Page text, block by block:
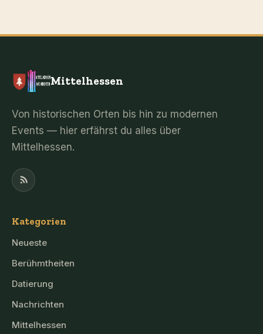
Mittelhessen
Von historischen Orten bis hin zu modernen
Events — hier erfährst du alles über
Mittelhessen.
Kategorien
Neueste
Berühmtheiten
Datierung
Nachrichten
Mittelhessen